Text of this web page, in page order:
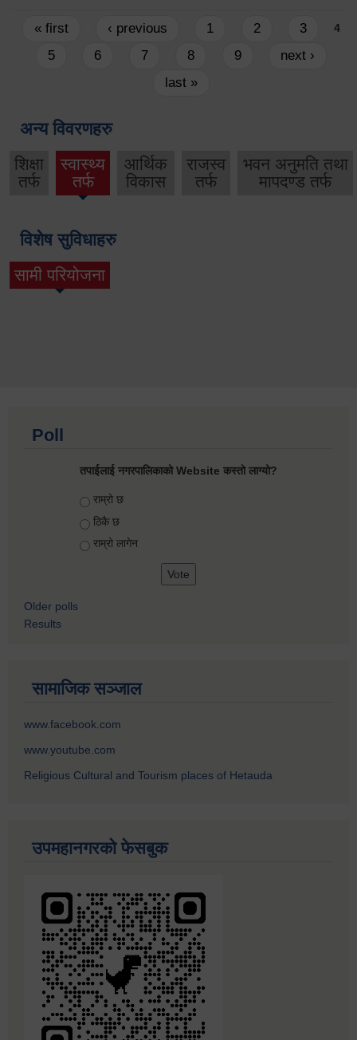
Pages
« first ‹ previous 1 2 3 4
5 6 7 8 9
next ›
last »
अन्य विवरणहरु
शिक्षा
तर्फ
स्वास्थ्य
तर्फ
आर्थिक
विकास
राजस्व
तर्फ
भवन अनुमति तथा
मापदण्ड तर्फ
विशेष सुविधाहरु
सामी परियोजना
(active tab)
Poll
तपाईलाई नगरपालिकाको Website कस्तो लाग्यो?
Choices
राम्रो छ
ठिकै छ
राम्रो लागेन
Older polls
Results
सामाजिक सञ्जाल
www.facebook.com
www.youtube.com
Religious Cultural and Tourism places of Hetauda
उपमहानगरको फेसबुक